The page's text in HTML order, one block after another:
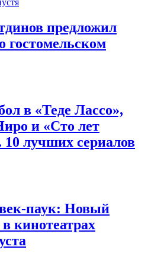
предложил
гостомельском
в «Теде Лассо»,
и «Сто лет
10 лучших сериалов
паук: Новый
кинотеатрах